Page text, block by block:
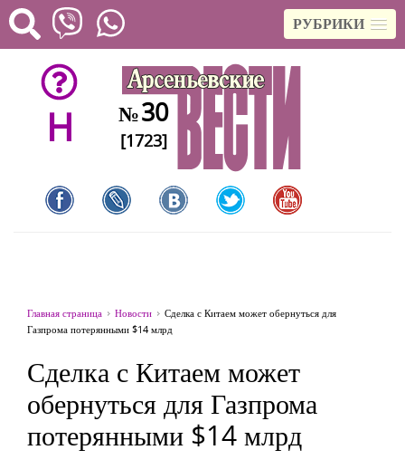
РУБРИКИ
H №30
[1723]
Главная страница Новости
Сделка с Китаем может обернуться для
Газпрома потерянными $14 млрд
Сделка с Китаем может
обернуться для Газпрома
потерянными $14 млрд